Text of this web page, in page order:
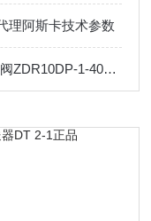
理阿斯卡技术参数
德国力士乐REXROTH叠加式减压阀ZDR10DP-1-40B/210YM工作原理